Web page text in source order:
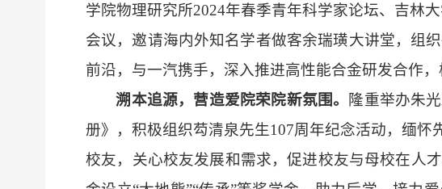
学院物理研究所2024年春季青年科学家论坛、吉林
会议，邀请海内外知名学者做客余瑞璜大讲堂，组
前沿，与一汽携手，深入推进高性能合金研发合作，
溯本追源，营造爱院荣院新氛围。 隆重举办朱
册》，积极组织芶清泉先生107周年纪念活动，缅怀
校友，关心校友发展和需求，促进校友与母校在人